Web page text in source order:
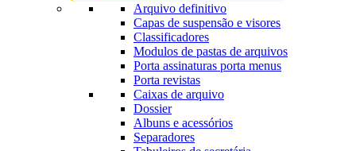
Arquivo definitivo
Capas de suspensão e visores
Classificadores
Modulos de pastas de arquivos
Porta assinaturas porta menus
Porta revistas
Caixas de arquivo
Dossier
Albuns e acessórios
Separadores